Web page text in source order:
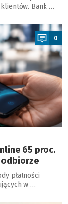
Bank …
0
65 proc.
płatności
w …